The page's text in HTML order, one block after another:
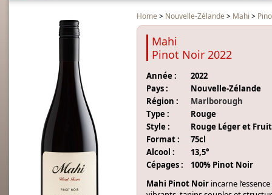
Home > Nouvelle-Zélande > Mahi >
Mahi
Pinot Noir 2022
Année :
2022
Pays :
Nouvelle-Zélande
Région :
Marlborough
Type :
Rouge
Style :
Rouge Léger et
Format :
75cl
Alcool :
13,5°
Cépages :
100% Pinot Noir
Mahi Pinot Noir incarne